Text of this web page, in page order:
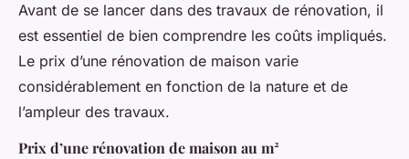
Avant de se lancer dans des travaux de rénovation, il
est essentiel de bien comprendre les coûts impliqués.
Le prix d’une rénovation de maison varie
considérablement en fonction de la nature et de
l’ampleur des travaux.
Prix d’une rénovation de maison au m²